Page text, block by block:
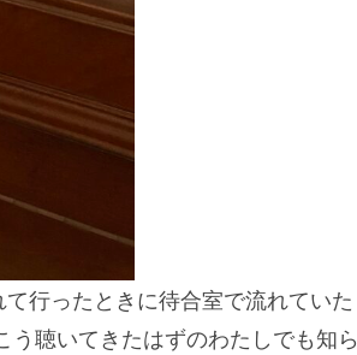
行ったときに待合室で流れていた
聴いてきたはずのわたしでも知ら